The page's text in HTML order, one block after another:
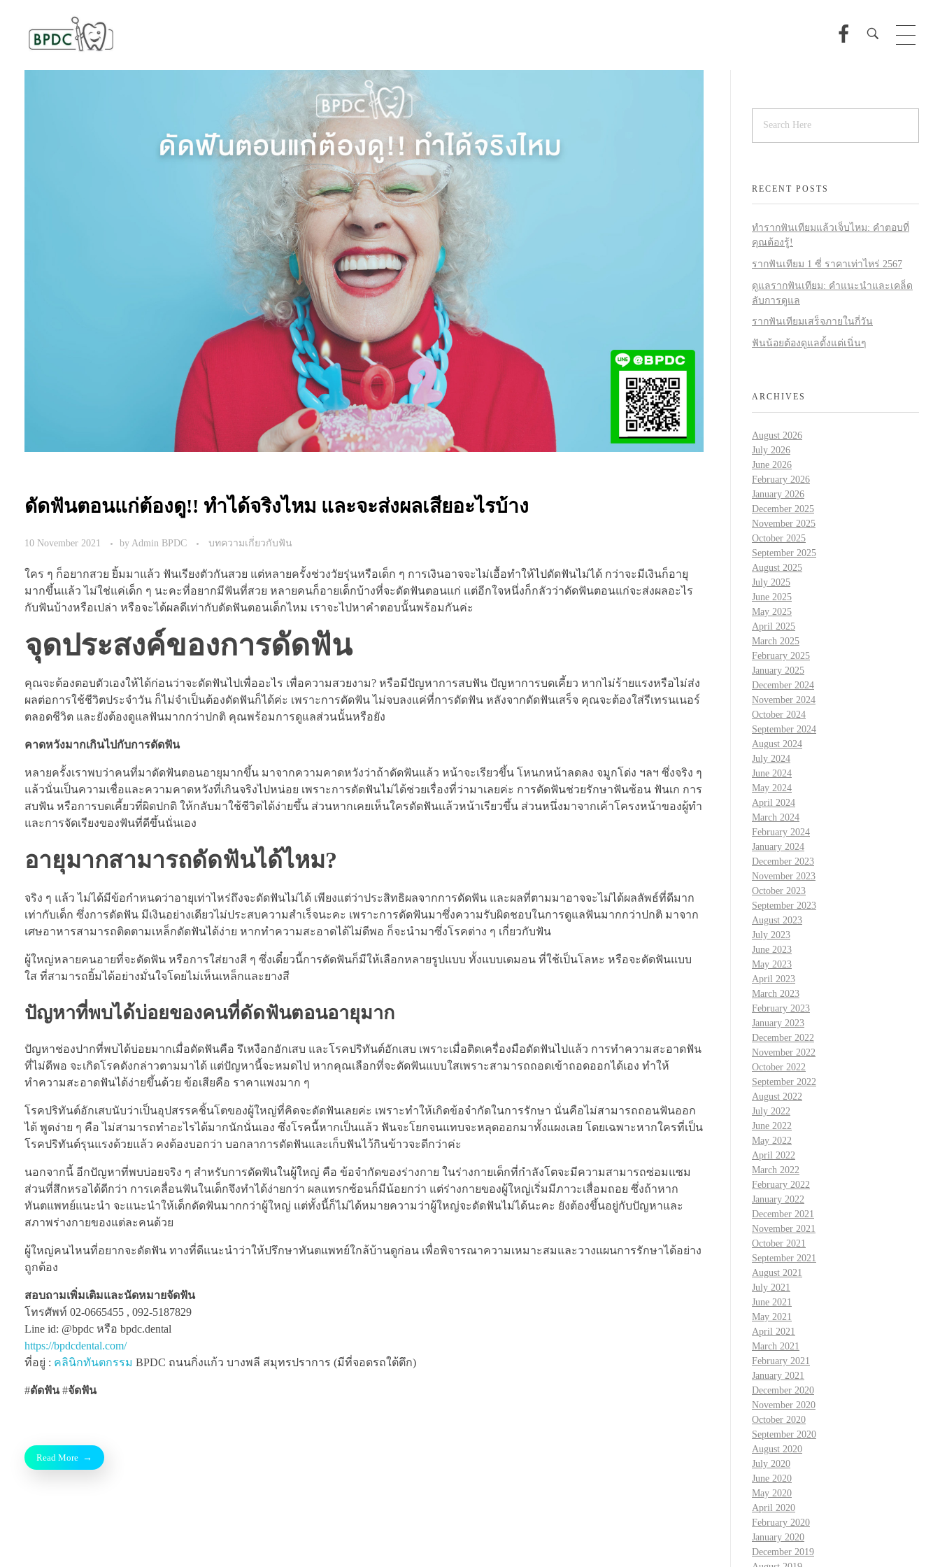
ดัดฟันตอนแก่ต้องดู!! ทำได้จริงไหม และจะส่งผลเสียอะไรบ้าง
10 November 2021 by Admin BPDC บทความเกี่ยวกับฟัน
ใคร ๆ ก็อยากสวย ยิ้มมาแล้ว ฟันเรียงตัวกันสวย แต่หลายครั้งช่วงวัยรุ่นหรือเด็ก ๆ การเงินอาจจะไม่เอื้อทำให้ไปดัดฟันไม่ได้ กว่าจะมีเงินก็อายุ
มากขึ้นแล้ว ไม่ใช่แค่เด็ก ๆ นะคะที่อยากมีฟันที่สวย หลายคนก็อายเด็กบ้างที่จะดัดฟันตอนแก่ แต่อีกใจหนึ่งก็กลัวว่าดัดฟันตอนแก่จะส่งผลอะไร
กับฟันบ้างหรือเปล่า หรือจะได้ผลดีเท่ากับดัดฟันตอนเด็กไหม เราจะไปหาคำตอบนั้นพร้อมกันค่ะ
จุดประสงค์ของการดัดฟัน
คุณจะต้องตอบตัวเองให้ได้ก่อนว่าจะดัดฟันไปเพื่ออะไร เพื่อความสวยงาม? หรือมีปัญหาการสบฟัน ปัญหาการบดเคี้ยว หากไม่ร้ายแรงหรือไม่ส่ง
ผลต่อการใช้ชีวิตประจำวัน ก็ไม่จำเป็นต้องดัดฟันก็ได้ค่ะ เพราะการดัดฟัน ไม่จบลงแค่ที่การดัดฟัน หลังจากดัดฟันเสร็จ คุณจะต้องใส่รีเทรนเนอร์
ตลอดชีวิต และยังต้องดูแลฟันมากกว่าปกติ คุณพร้อมการดูแลส่วนนั้นหรือยัง
คาดหวังมากเกินไปกับการดัดฟัน
หลายครั้งเราพบว่าคนที่มาดัดฟันตอนอายุมากขึ้น มาจากความคาดหวังว่าถ้าดัดฟันแล้ว หน้าจะเรียวขึ้น โหนกหน้าลดลง จมูกโด่ง ฯลฯ ซึ่งจริง ๆ
แล้วนั่นเป็นความเชื่อและความคาดหวังที่เกินจริงไปหน่อย เพราะการดัดฟันไม่ได้ช่วยเรื่องที่ว่ามาเลยค่ะ การดัดฟันช่วยรักษาฟันซ้อน ฟันเก การ
สบฟัน หรือการบดเคี้ยวที่ผิดปกติ ให้กลับมาใช้ชีวิตได้ง่ายขึ้น ส่วนหากเคยเห็นใครดัดฟันแล้วหน้าเรียวขึ้น ส่วนหนึ่งมาจากเค้าโครงหน้าของผู้ทำ
และการจัดเรียงของฟันที่ดีขึ้นนั่นเอง
อายุมากสามารถดัดฟันได้ไหม?
จริง ๆ แล้ว ไม่ได้มีข้อกำหนดว่าอายุเท่าไหร่ถึงจะดัดฟันไม่ได้ เพียงแต่ว่าประสิทธิผลจากการดัดฟัน และผลที่ตามมาอาจจะไม่ได้ผลลัพธ์ที่ดีมาก
เท่ากับเด็ก ซึ่งการดัดฟัน มีเงินอย่างเดียวไม่ประสบความสำเร็จนะคะ เพราะการดัดฟันมาซึ่งความรับผิดชอบในการดูแลฟันมากกว่าปกติ มาจาก
เศษอาหารสามารถติดตามเหล็กดัดฟันได้ง่าย หากทำความสะอาดได้ไม่ดีพอ ก็จะนำมาซึ่งโรคต่าง ๆ เกี่ยวกับฟัน
ผู้ใหญ่หลายคนอายที่จะดัดฟัน หรือการใส่ยางสี ๆ ซึ่งเดี๋ยวนี้การดัดฟันก็มีให้เลือกหลายรูปแบบ ทั้งแบบเดมอน ที่ใช้เป็นโลหะ หรือจะดัดฟันแบบ
ใส ที่สามารถยิ้มได้อย่างมั่นใจโดยไม่เห็นเหล็กและยางสี
ปัญหาที่พบได้บ่อยของคนที่ดัดฟันตอนอายุมาก
ปัญหาช่องปากที่พบได้บ่อยมากเมื่อดัดฟันคือ รึเหงือกอักเสบ และโรคปริทันต์อักเสบ เพราะเมื่อติดเครื่องมือดัดฟันไปแล้ว การทำความสะอาดฟัน
ที่ไม่ดีพอ จะเกิดโรคดังกล่าวตามมาได้ แต่ปัญหานี้จะหมดไป หากคุณเลือกที่จะดัดฟันแบบใสเพราะสามารถถอดเข้าถอดออกได้เอง ทำให้
ทำความสะอาดฟันได้ง่ายขึ้นด้วย ข้อเสียคือ ราคาแพงมาก ๆ
โรคปริทันต์อักเสบนับว่าเป็นอุปสรรคชิ้นโตของผู้ใหญ่ที่คิดจะดัดฟันเลยค่ะ เพราะทำให้เกิดข้อจำกัดในการรักษา นั่นคือไม่สามารถถอนฟันออก
ได้ พูดง่าย ๆ คือ ไม่สามารถทำอะไรได้มากนักนั่นเอง ซึ่งโรคนี้หากเป็นแล้ว ฟันจะโยกจนแทบจะหลุดออกมาทั้งแผงเลย โดยเฉพาะหากใครที่เป็น
โรคปริทันต์รุนแรงด้วยแล้ว คงต้องบอกว่า บอกลาการดัดฟันและเก็บฟันไว้กินข้าวจะดีกว่าค่ะ
นอกจากนี้ อีกปัญหาที่พบบ่อยจริง ๆ สำหรับการดัดฟันในผู้ใหญ่ คือ ข้อจำกัดของร่างกาย ในร่างกายเด็กที่กำลังโตจะมีความสามารถซ่อมแซม
ส่วนที่สึกหรอได้ดีกว่า การเคลื่อนฟันในเด็กจึงทำได้ง่ายกว่า ผลแทรกซ้อนก็มีน้อยกว่า แต่ร่างกายของผู้ใหญ่เริ่มมีภาวะเสื่อมถอย ซึ่งถ้าหาก
ทันตแพทย์แนะนำ จะแนะนำให้เด็กดัดฟันมากกว่าผู้ใหญ่ แต่ทั้งนี้ก็ไม่ได้หมายความว่าผู้ใหญ่จะดัดฟันไม่ได้นะคะ ยังต้องขึ้นอยู่กับปัญหาและ
สภาพร่างกายของแต่ละคนด้วย
ผู้ใหญ่คนไหนที่อยากจะดัดฟัน ทางที่ดีแนะนำว่าให้ปรึกษาทันตแพทย์ใกล้บ้านดูก่อน เพื่อพิจารณาความเหมาะสมและวางแผนการรักษาได้อย่าง
ถูกต้อง
สอบถามเพิ่มเติมและนัดหมายจัดฟัน
โทรศัพท์ 02-0665455 , 092-5187829
Line id: @bpdc หรือ bpdc.dental
https://bpdcdental.com/
ที่อยู่ : คลินิกทันตกรรม BPDC ถนนกิ่งแก้ว บางพลี สมุทรปราการ (มีที่จอดรถใต้ตึก)
#ดัดฟัน#จัดฟัน
Read More
RECENT POSTS
ทำรากฟันเทียมแล้วเจ็บไหม: คำตอบที่
คุณต้องรู้!
รากฟันเทียม 1 ซี่ ราคาเท่าไหร่ 2567
ดูแลรากฟันเทียม: คำแนะนำและเคล็ด
ลับการดูแล
รากฟันเทียมเสร็จภายในกี่วัน
ฟันน้อยต้องดูแลตั้งแต่เนิ่นๆ
ARCHIVES
August 2026
July 2026
June 2026
February 2026
January 2026
December 2025
November 2025
October 2025
September 2025
August 2025
July 2025
June 2025
May 2025
April 2025
March 2025
February 2025
January 2025
December 2024
November 2024
October 2024
September 2024
August 2024
July 2024
June 2024
May 2024
April 2024
March 2024
February 2024
January 2024
December 2023
November 2023
October 2023
September 2023
August 2023
July 2023
June 2023
May 2023
April 2023
March 2023
February 2023
January 2023
December 2022
November 2022
October 2022
September 2022
August 2022
July 2022
June 2022
May 2022
April 2022
March 2022
February 2022
January 2022
December 2021
November 2021
October 2021
September 2021
August 2021
July 2021
June 2021
May 2021
April 2021
March 2021
February 2021
January 2021
December 2020
November 2020
October 2020
September 2020
August 2020
July 2020
June 2020
May 2020
April 2020
February 2020
January 2020
December 2019